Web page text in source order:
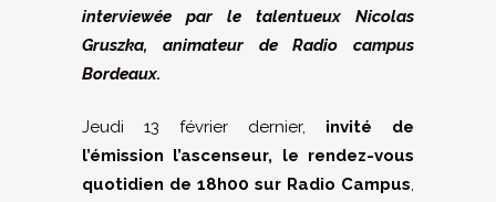
interviewée par le talentueux Nicolas
Gruszka, animateur de Radio campus
Bordeaux.
Jeudi 13 février dernier, invité de
l’émission l’ascenseur, le rendez-vous
quotidien de 18h00 sur Radio Campus,